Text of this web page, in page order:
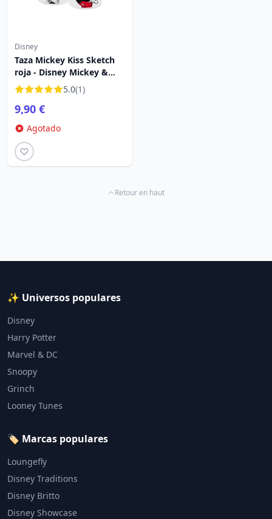
Disney
Taza Mickey Kiss Sketch
roja - Disney Mickey &
Minnie
5.0(1)
9,90 €
Agotado
Retour en haut
✨ Universos populares
Disney
Harry Potter
Marvel & DC
Snoopy
Grinch
Looney Tunes
🏷️ Marcas populares
Loungefly
Disney Traditions
Disney Britto
Disney Showcase